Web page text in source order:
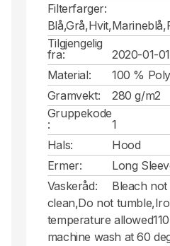
Filterfarger:
Tilgjengelig
fra:
2020-01-
Material:
100 %
Gramvekt:
280 g/m2
Gruppekode
:
1
Hals:
Hood
Ermer:
Long
Vaskeråd:
Bleach
clean,Do not
temperature
machine wash at 60